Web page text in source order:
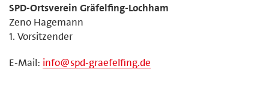
SPD-Ortsverein Gräfelfing-Lochham
Zeno Hagemann
1. Vorsitzender
E-Mail: info@spd-graefelfing.de